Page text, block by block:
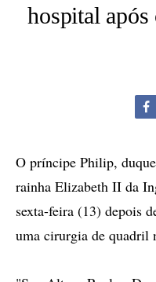
hospital
O príncipe Philip,
rainha Elizabeth II da
sexta-feira (13) depois
uma cirurgia de quadril